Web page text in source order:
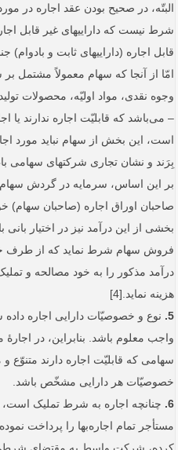
البتّه، در صحیح بودن عقد اجاره در
شرط نیست که دارایی­های غیر قابل
قابل اجاره (دارایی­های ثابت و بادوام)
امّا از آنجا که سهام معمولاً مشتمل
وجوه نقدی، مواد اولیّه، محصولات
– می‌باشد که قابلیّت اجاره ندارند یا
است، این بخش از سهام نباید مورد
بِرَند و نشان تجاری شرکت­های سهامی
بر این اساس، سرمایه در گردش
صاحبان اوراق اجاره (صاحبان سهام)
بخشی از این درآمد نیز در اختیار
فروش سهام شرط نماید که از طرف
درآمد مذکور را به خود مصالحه و
هزینه نماید.[4]
5. نوع و خصوصیّات دارایی اجاره داده
واجب معلوم باشد. بنابراین، در
سهامی که قابلیّت اجاره دارند متنوّع و
خصوصیّات هر دارایی مشخّص باشد.
6. چنانچه اجاره به شرط تملیک است،
مستأجر تمام اجاره‌بها را پرداخت
کرده، شرکت واسط به مقتضای شرطی